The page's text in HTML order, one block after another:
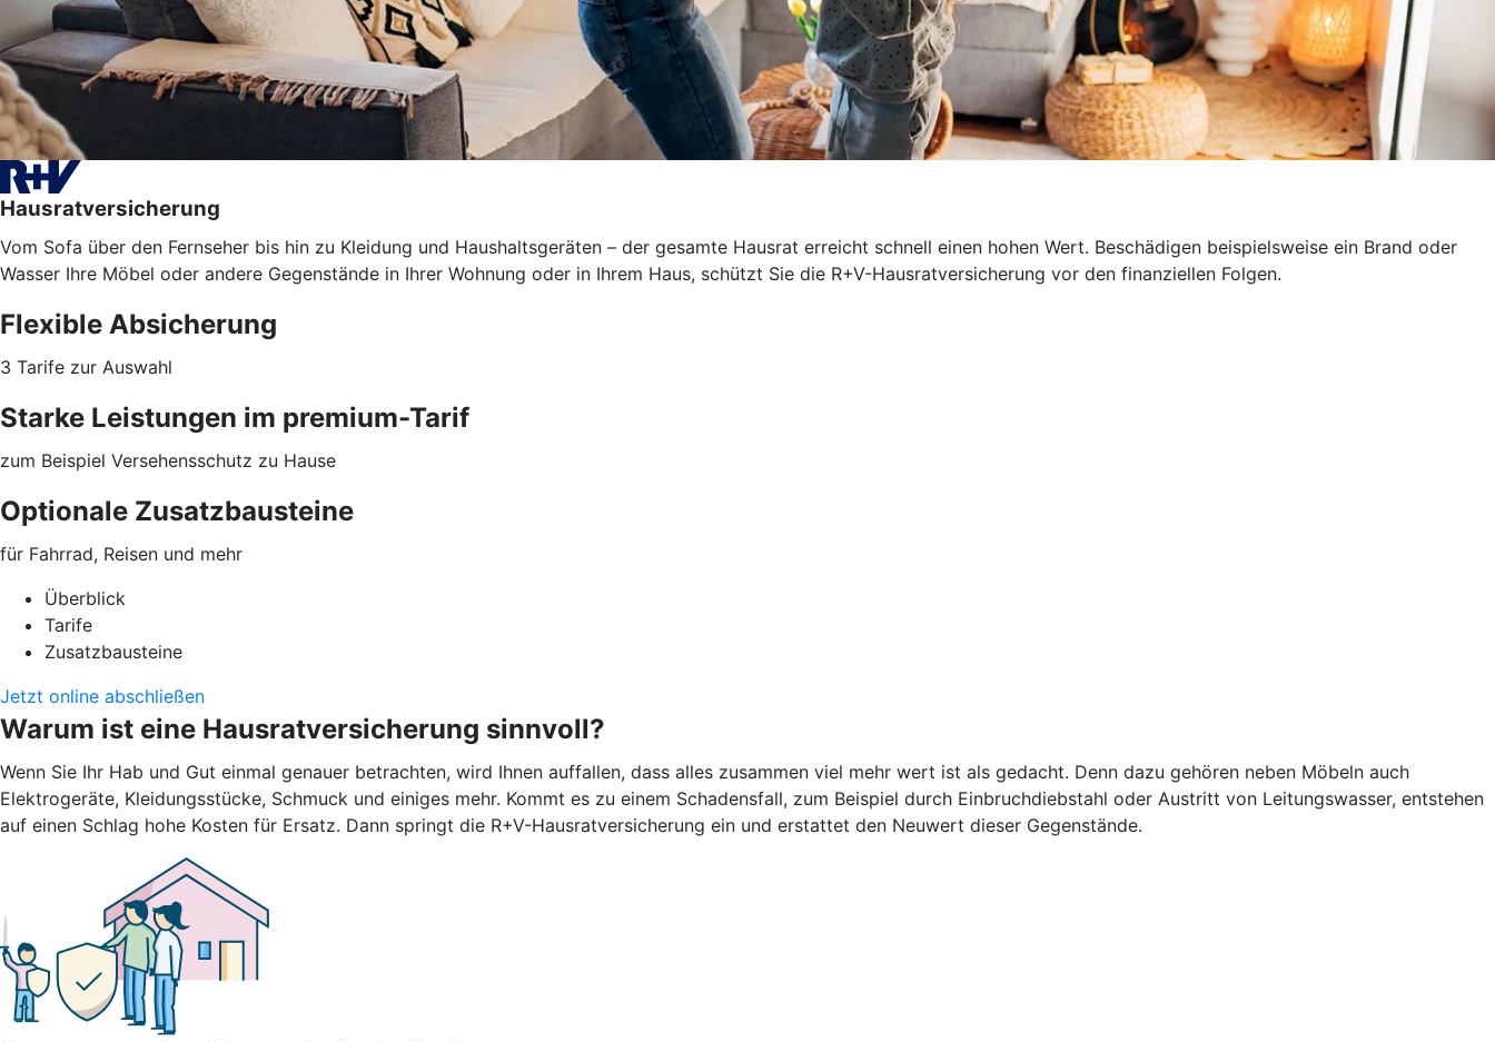
Hausratversicherung
Vom Sofa über den Fernseher bis hin zu Kleidung und Haushaltsgeräten – der gesamte Hausrat erreicht schnell einen hohen Wert. Beschädigen beispielsweise ein Brand oder
Wasser Ihre Möbel oder andere Gegenstände in Ihrer Wohnung oder in Ihrem Haus, schützt Sie die R+V-Hausratversicherung vor den finanziellen Folgen.
Flexible Absicherung
3 Tarife zur Auswahl
Starke Leistungen im premium-Tarif
zum Beispiel Versehensschutz zu Hause
Optionale Zusatzbausteine
für Fahrrad, Reisen und mehr
Überblick
Tarife
Zusatzbausteine
Jetzt online abschließen
Warum ist eine Hausratversicherung sinnvoll?
Wenn Sie Ihr Hab und Gut einmal genauer betrachten, wird Ihnen auffallen, dass alles zusammen viel mehr wert ist als gedacht. Denn dazu gehören neben Möbeln auch
Elektrogeräte, Kleidungsstücke, Schmuck und einiges mehr. Kommt es zu einem Schadensfall, zum Beispiel durch Einbruchdiebstahl oder Austritt von Leitungswasser, entstehen
auf einen Schlag hohe Kosten für Ersatz. Dann springt die R+V-Hausratversicherung ein und erstattet den Neuwert dieser Gegenstände.